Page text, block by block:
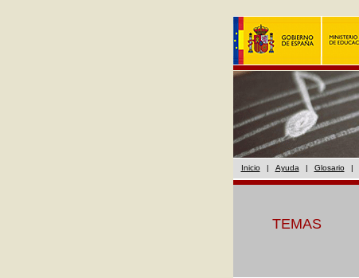
Inicio | Ayuda | Glosario |
TEMAS